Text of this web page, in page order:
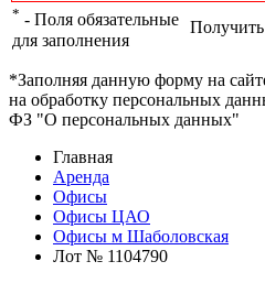
* - Поля обязательные
для заполнения
*Заполняя данную форму на
на обработку персональных
ФЗ "О персональных данных"
Главная
Аренда
Офисы
Офисы ЦАО
Офисы м Шаболовская
Лот № 1104790